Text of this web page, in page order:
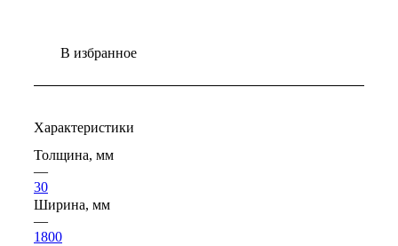
В избранное
Характеристики
Толщина, мм
—
30
Ширина, мм
—
1800